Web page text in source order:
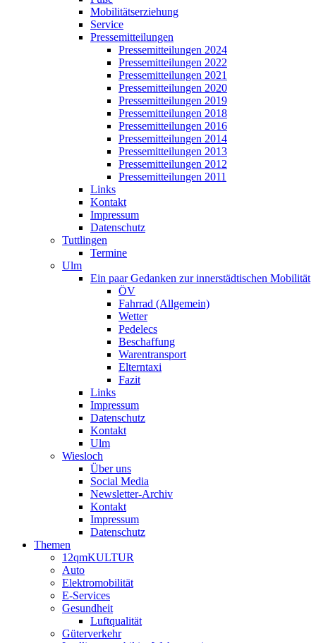
Mobilitätserziehung
Service
Pressemitteilungen
Pressemitteilungen 2024
Pressemitteilungen 2022
Pressemitteilungen 2021
Pressemitteilungen 2020
Pressemitteilungen 2019
Pressemitteilungen 2018
Pressemitteilungen 2016
Pressemitteilungen 2014
Pressemitteilungen 2013
Pressemitteilungen 2012
Pressemitteilungen 2011
Links
Kontakt
Impressum
Datenschutz
Tuttlingen
Termine
Ulm
Ein paar Gedanken zur innerstädtischen Mobilität
ÖV
Fahrrad (Allgemein)
Wetter
Pedelecs
Beschaffung
Warentransport
Elterntaxi
Fazit
Links
Impressum
Datenschutz
Kontakt
Ulm
Wiesloch
Über uns
Social Media
Newsletter-Archiv
Kontakt
Impressum
Datenschutz
Themen
12qmKULTUR
Auto
Elektromobilität
E-Services
Gesundheit
Luftqualität
Güterverkehr